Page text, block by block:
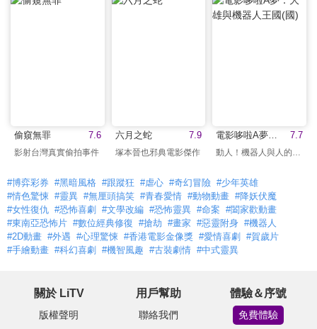
7.6
偷窺無罪
影射台灣真實偷拍事件
7.9
六月之蛇
塚本晉也邪典電影傑作
7.7
電影哆啦A夢：大雄與機器人王國(國)
動人！機器人與人的友誼
#博弈彩券 #黑暗風格 #跟蹤狂 #虐心 #奇幻冒險 #少年英雄
#情色驚悚 #靈異 #無厘頭搞笑 #青春愛情 #動物動畫 #降妖伏魔
#女性復仇 #恐怖喜劇 #文學改編 #恐怖靈異 #命案 #闔家歡動畫
#東南亞恐怖片 #數位經典修復 #搶劫 #畫家 #惡靈附身 #機器人
#2D動畫 #外遇 #心理驚悚 #香港電影金像獎 #愛情喜劇
#賀歲片
#手繪動畫 #科幻喜劇 #機智風趣 #古裝劇情 #中式靈異
關於 LiTV
版權聲明
用戶幫助
聯絡我們
體驗＆序號
免費體驗